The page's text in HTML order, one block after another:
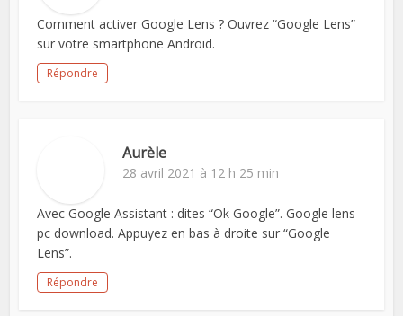
Comment activer Google Lens ? Ouvrez “Google Lens”
sur votre smartphone Android.
Répondre
Aurèle
28 avril 2021 à 12 h 25 min
Avec Google Assistant : dites “Ok Google”. Google lens
pc download. Appuyez en bas à droite sur “Google
Lens”.
Répondre